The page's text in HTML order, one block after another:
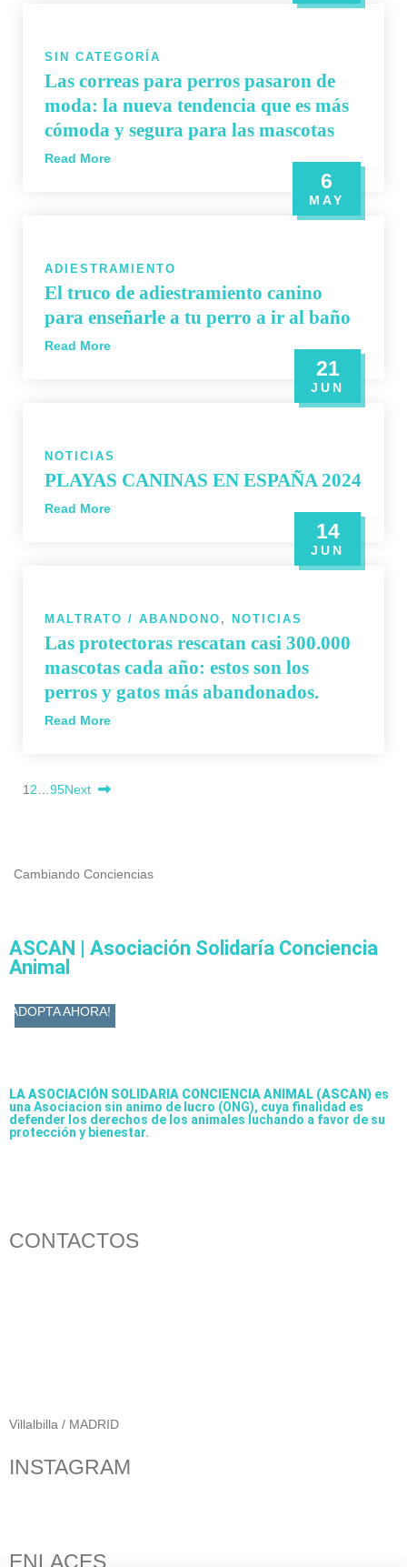
SIN CATEGORÍA
Las correas para perros pasaron de
moda: la nueva tendencia que es más
cómoda y segura para las mascotas
Read More
6
MAY
ADIESTRAMIENTO
El truco de adiestramiento canino
para enseñarle a tu perro a ir al baño
Read More
21
JUN
NOTICIAS
PLAYAS CANINAS EN ESPAÑA 2024
Read More
14
JUN
MALTRATO / ABANDONO , NOTICIAS
Las protectoras rescatan casi 300.000
mascotas cada año: estos son los
perros y gatos más abandonados.
Read More
1 2 95Next
Cambiando Conciencias
ASCAN | Asociación Solidaría Conciencia
Animal
ADOPTA AHORA!
LA ASOCIACIÓN SOLIDARIA CONCIENCIA ANIMAL (ASCAN) es
una Asociacion sin animo de lucro (ONG), cuya finalidad es
defender los derechos de los animales luchando a favor de su
protección y bienestar.
CONTACTOS
Villalbilla / MADRID
INSTAGRAM
ENLACES